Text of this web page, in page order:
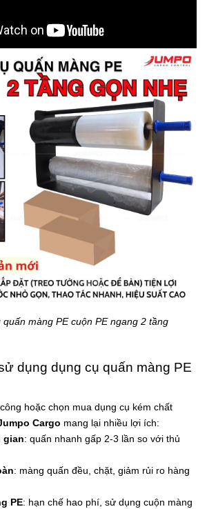
quấn màng PE cuộn PE ngang 2 tầng
dụng dụng cụ quấn màng PE
hoặc chọn mua dụng cụ kém chất
Cargo mang lại nhiều lợi ích:
gian: quấn nhanh gấp 2-3 lần so với thủ
: màng quấn đều, chặt, giảm rủi ro hàng
PE: hạn chế hao phí, sử dụng cuộn màng